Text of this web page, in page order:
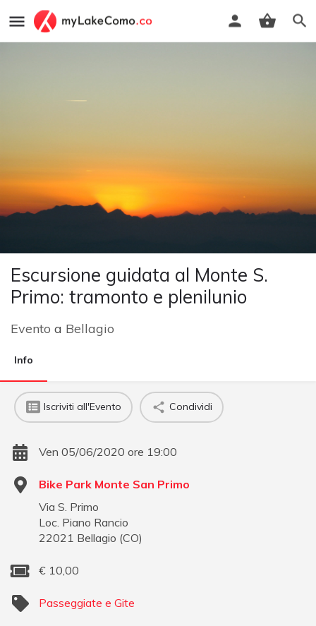
Escursione guidata al Monte S.
Primo: tramonto e plenilunio
Evento a Bellagio
Info
Iscriviti all'Evento Condividi
Ven 05/06/2020 ore 19:00
Bike Park Monte San Primo
Via S. Primo
Loc. Piano Rancio
22021 Bellagio (CO)
€ 10,00
Passeggiate e Gite